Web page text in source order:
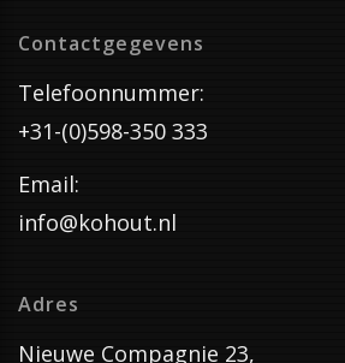
Contactgegevens
Telefoonnummer:
+31-(0)598-350 333
Email:
info@kohout.nl
Adres
Nieuwe Compagnie 23,